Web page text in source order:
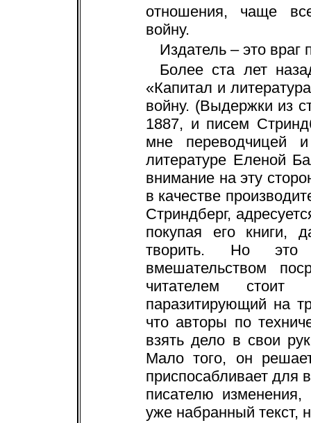
отношения, чаще
войну.
Издатель – это враг
Более ста лет
«Капитал и
войну. (Выдержки из
1887, и писем
мне переводчицей
литературе Еленой
внимание на эту
в качестве
Стриндберг,
покупая его книги,
творить. Но это
вмешательством
читателем стоит
паразитирующий на
что авторы по
взять дело в свои
Мало того, он
приспосабливает для
писателю
уже набранный текст,